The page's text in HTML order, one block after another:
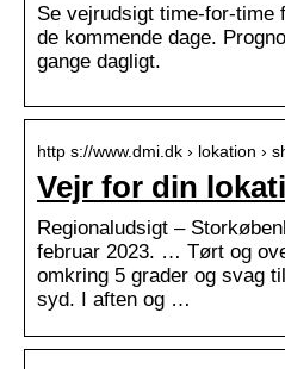
Se vejrudsigt time-for-
de kommende dage.
gange dagligt.
http s://www.dmi.dk › lokation ›
Vejr for din
Regionaludsigt –
februar 2023. … Tørt og
omkring 5 grader og svag
syd. I aften og …